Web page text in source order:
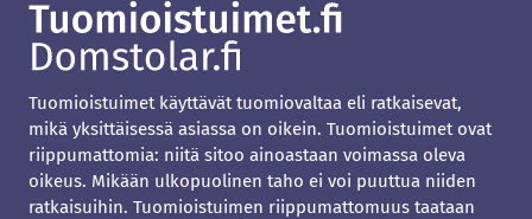
Tuomioistuimet käyttävät tuomiovaltaa eli ratkaisevat,
mikä yksittäisessä asiassa on oikein. Tuomioistuimet ovat
riippumattomia: niitä sitoo ainoastaan voimassa oleva
oikeus. Mikään ulkopuolinen taho ei voi puuttua niiden
ratkaisuihin. Tuomioistuimen riippumattomuus taataan